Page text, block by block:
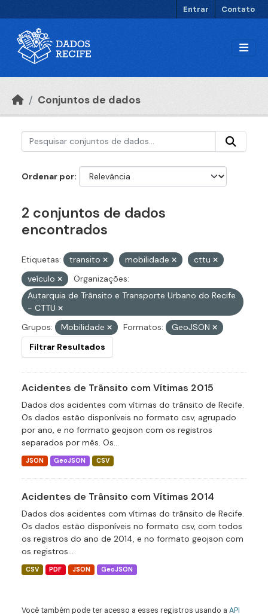
Entrar Contato
Conjuntos de dados
Ordenar por
2 conjuntos de dados
encontrados
Etiquetas: transito mobilidade
cttu
veículo
Organizações:
Autarquia de Trânsito e Transporte Urbano do Recife
- CTTU
Grupos:
Mobilidade Formatos:
GeoJSON
Filtrar Resultados
Acidentes de Trânsito com Vítimas 2015
Dados dos acidentes com vítimas do trânsito de Recife.
Os dados estão disponíveis no formato csv, agrupado
por ano, e no formato geojson com os registros
separados por mês. Os...
JSON GeoJSON CSV
Acidentes de Trânsito com Vítimas 2014
Dados dos acidentes com vítimas do trânsito de Recife.
Os dados estão disponíveis no formato csv, com todos
os registros do ano de 2014, e no formato geojson com
os registros...
CSV PDF JSON GeoJSON
Você também pode ter acesso a esses registros usando a API